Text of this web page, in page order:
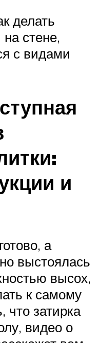
делать
стене,
с видами
и
а
выстоялась
высох,
к самому
что затирка
видео о